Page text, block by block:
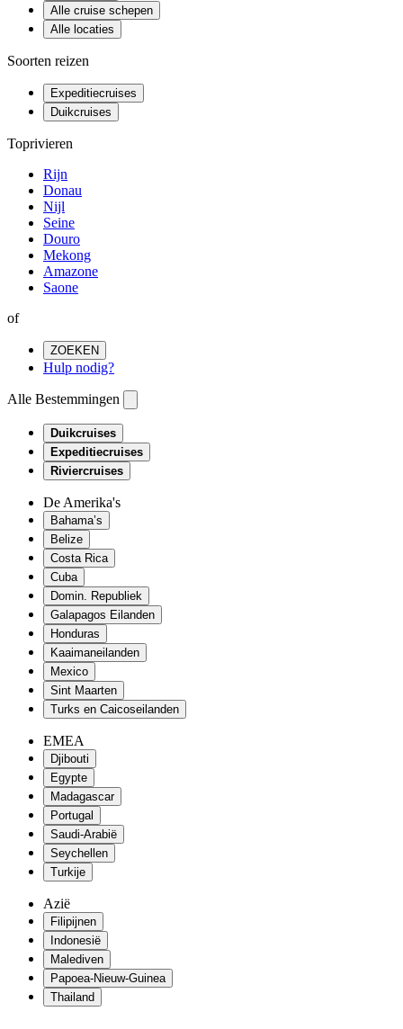
Alle cruise schepen
Alle locaties
Soorten reizen
Expeditiecruises
Duikcruises
Toprivieren
Rijn
Donau
Nijl
Seine
Douro
Mekong
Amazone
Saone
of
ZOEKEN
Hulp nodig?
Alle Bestemmingen
Duikcruises
Expeditiecruises
Riviercruises
De Amerika's
Bahama’s
Belize
Costa Rica
Cuba
Domin. Republiek
Galapagos Eilanden
Honduras
Kaaimaneilanden
Mexico
Sint Maarten
Turks en Caicoseilanden
EMEA
Djibouti
Egypte
Madagascar
Portugal
Saudi-Arabië
Seychellen
Turkije
Azië
Filipijnen
Indonesië
Malediven
Papoea-Nieuw-Guinea
Thailand